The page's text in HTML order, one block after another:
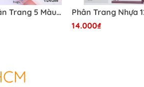
Giấy Phân Trang 5 Màu DELI EA10602
14.000₫